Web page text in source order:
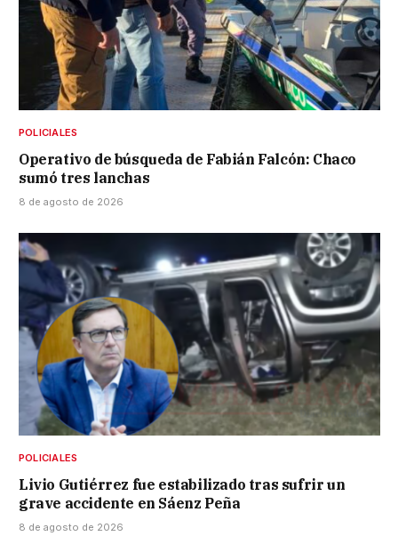
POLICIALES
Operativo de búsqueda de Fabián Falcón: Chaco
sumó tres lanchas
8 de agosto de 2026
POLICIALES
Livio Gutiérrez fue estabilizado tras sufrir un
grave accidente en Sáenz Peña
8 de agosto de 2026